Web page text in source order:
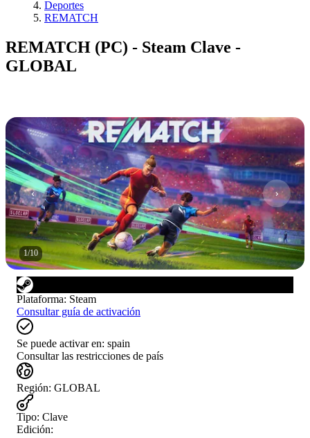
Deportes
REMATCH
REMATCH (PC) - Steam Clave -
GLOBAL
1/10
Plataforma: Steam
Consultar guía de activación
Se puede activar en: spain
Consultar las restricciones de país
Región: GLOBAL
Tipo: Clave
Edición: